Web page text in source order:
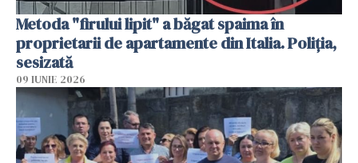
Metoda "firului lipit" a băgat spaima în
proprietarii de apartamente din Italia. Poliția,
sesizată
09 IUNIE 2026